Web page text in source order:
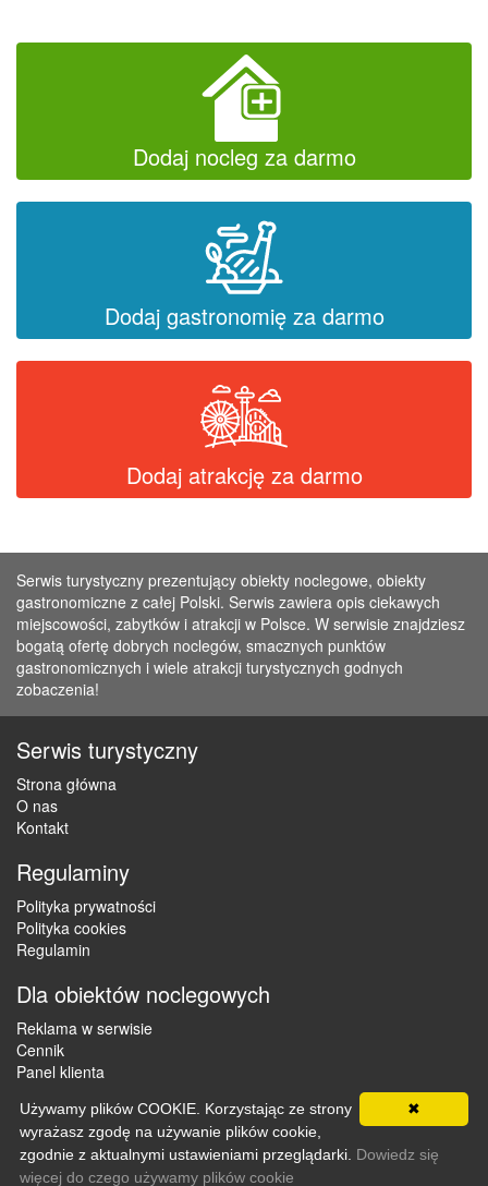
Dodaj nocleg za darmo
Dodaj gastronomię za darmo
Dodaj atrakcję za darmo
Serwis turystyczny prezentujący obiekty noclegowe, obiekty
gastronomiczne z całej Polski. Serwis zawiera opis ciekawych
miejscowości, zabytków i atrakcji w Polsce. W serwisie znajdziesz
bogatą ofertę dobrych noclegów, smacznych punktów
gastronomicznych i wiele atrakcji turystycznych godnych
zobaczenia!
Serwis turystyczny
Strona główna
O nas
Kontakt
Regulaminy
Polityka prywatności
Polityka cookies
Regulamin
Dla obiektów noclegowych
Reklama w serwisie
Cennik
Panel klienta
Copyright © 2012 - 2026 ZaklepNocleg.pl. Wszystkie prawa
zastrzeżone
✖
Używamy plików COOKIE. Korzystając ze strony
wyrażasz zgodę na używanie plików cookie,
zgodnie z aktualnymi ustawieniami przeglądarki. Dowiedz się
więcej do czego używamy plików cookie